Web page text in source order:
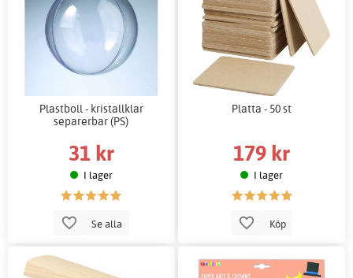
Plastboll - kristallklar
separerbar (PS)
31 kr
I lager
Se alla
Platta - 50 st
179 kr
I lager
Köp